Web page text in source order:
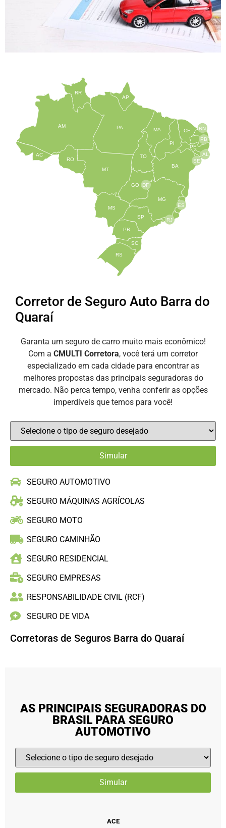
TO
BA
SE
PE
AL
RN
CE
PI
MA
AP
PA
RR
AM
AC
RO
MT
MS
GO
PR
SC
RS
SP
MG
RJ
ES
DF
PB
Corretor de Seguro Auto Barra do
Quaraí
Garanta um seguro de carro muito mais econômico!
Com a CMULTI Corretora, você terá um corretor
especializado em cada cidade para encontrar as
melhores propostas das principais seguradoras do
mercado. Não perca tempo, venha conferir as opções
imperdíveis que temos para você!
SEGURO AUTOMOTIVO
SEGURO MÁQUINAS AGRÍCOLAS
SEGURO MOTO
SEGURO CAMINHÃO
SEGURO RESIDENCIAL
SEGURO EMPRESAS
RESPONSABILIDADE CIVIL (RCF)
SEGURO DE VIDA
Corretoras de Seguros Barra do Quaraí
AS PRINCIPAIS SEGURADORAS DO
BRASIL PARA SEGURO
AUTOMOTIVO
ACE